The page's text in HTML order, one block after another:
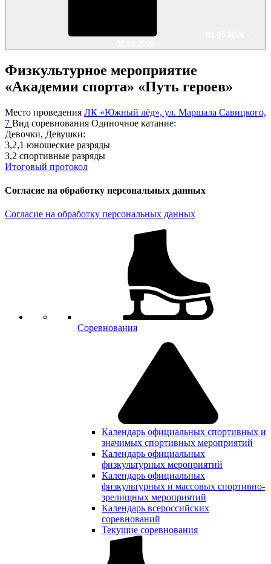
Физкультурное мероприятие
«Академии спорта» «Путь героев»
Место проведения ЛК «Южный лёд», ул. Маршала Савицкого,
7 Вид соревнования Одиночное катание:
Девочки, Девушки:
3,2,1 юношеские разряды
3,2 спортивные разряды
Итоговый протокол
Согласие на обработку персональных данных
Согласие на обработку персональных данных
Соревнования
Календарь официальных спортивных и
значимых спортивных мероприятий
Календарь официальных
физкультурных мероприятий
Календарь официальных
физкультурных и массовых спортивно-
зрелищных мероприятий
Календарь всероссийских
соревнований
Текущие соревнования